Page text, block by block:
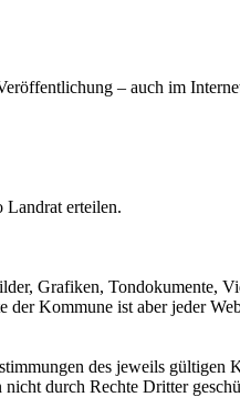
– auch im
erteilen.
Grafiken, Tondokumente,
Kommune ist aber jeder
des jeweils gültigen
durch Rechte Dritter